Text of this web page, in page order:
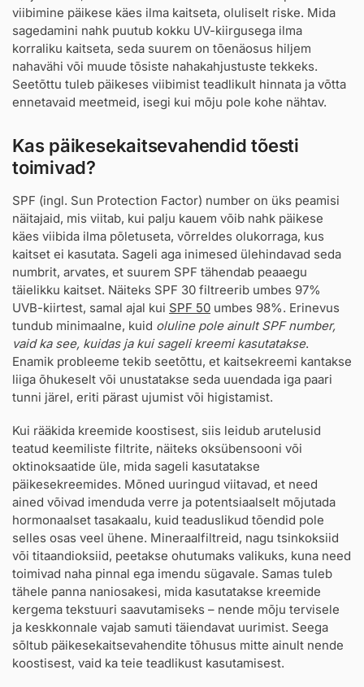
viibimine päikese käes ilma kaitseta, oluliselt riske. Mida
sagedamini nahk puutub kokku UV-kiirgusega ilma
korraliku kaitseta, seda suurem on tõenäosus hiljem
nahavähi või muude tõsiste nahakahjustuste tekkeks.
Seetõttu tuleb päikeses viibimist teadlikult hinnata ja võtta
ennetavaid meetmeid, isegi kui mõju pole kohe nähtav.
Kas päikesekaitsevahendid tõesti
toimivad?
SPF (ingl. Sun Protection Factor) number on üks peamisi
näitajaid, mis viitab, kui palju kauem võib nahk päikese
käes viibida ilma põletuseta, võrreldes olukorraga, kus
kaitset ei kasutata. Sageli aga inimesed ülehindavad seda
numbrit, arvates, et suurem SPF tähendab peaaegu
täielikku kaitset. Näiteks SPF 30 filtreerib umbes 97%
UVB-kiirtest, samal ajal kui SPF 50 umbes 98%. Erinevus
tundub minimaalne, kuid oluline pole ainult SPF number,
vaid ka see, kuidas ja kui sageli kreemi kasutatakse.
Enamik probleeme tekib seetõttu, et kaitsekreemi kantakse
liiga õhukeselt või unustatakse seda uuendada iga paari
tunni järel, eriti pärast ujumist või higistamist.
Kui rääkida kreemide koostisest, siis leidub arutelusid
teatud keemiliste filtrite, näiteks oksübensooni või
oktinoksaatide üle, mida sageli kasutatakse
päikesekreemides. Mõned uuringud viitavad, et need
ained võivad imenduda verre ja potentsiaalselt mõjutada
hormonaalset tasakaalu, kuid teaduslikud tõendid pole
selles osas veel ühene. Mineraalfiltreid, nagu tsinkoksiid
või titaandioksiid, peetakse ohutumaks valikuks, kuna need
toimivad naha pinnal ega imendu sügavale. Samas tuleb
tähele panna naniosakesi, mida kasutatakse kreemide
kergema tekstuuri saavutamiseks – nende mõju tervisele
ja keskkonnale vajab samuti täiendavat uurimist. Seega
sõltub päikesekaitsevahendite tõhusus mitte ainult nende
koostisest, vaid ka teie teadlikust kasutamisest.